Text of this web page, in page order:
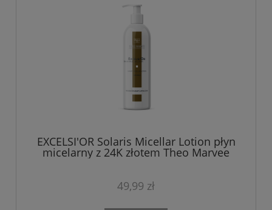
EXCELSI'OR Solaris Micellar Lotion płyn
micelarny z 24K złotem Theo Marvee
49,99 zł